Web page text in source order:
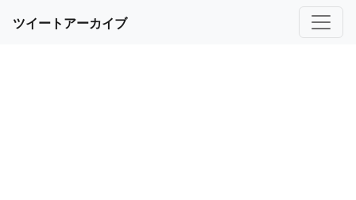
ツイートアーカイブ